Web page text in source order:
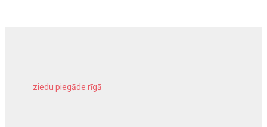
ziedu piegāde rīgā